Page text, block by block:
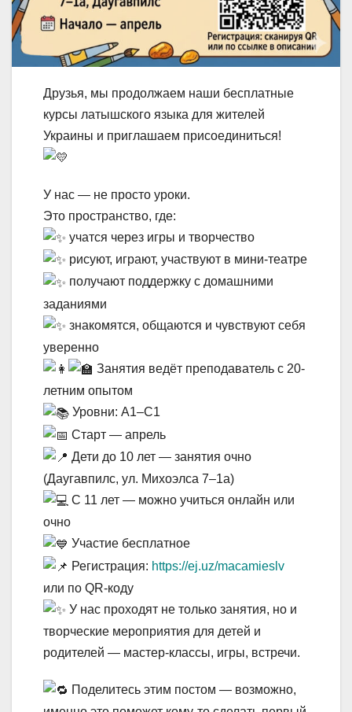
Друзья, мы продолжаем наши бесплатные
курсы латышского языка для жителей
Украины и приглашаем присоединиться!
У нас — не просто уроки.
Это пространство, где:
учатся через игры и творчество
рисуют, играют, участвуют в мини-театре
получают поддержку с домашними
заданиями
знакомятся, общаются и чувствуют себя
уверенно
Занятия ведёт преподаватель с 20-
летним опытом
Уровни: A1–C1
Старт — апрель
Дети до 10 лет — занятия очно
(Даугавпилс, ул. Михоэлса 7–1а)
С 11 лет — можно учиться онлайн или
очно
Участие бесплатное
Регистрация: https://ej.uz/macamieslv
или по QR-коду
У нас проходят не только занятия, но и
творческие мероприятия для детей и
родителей — мастер-классы, игры, встречи.
Поделитесь этим постом — возможно,